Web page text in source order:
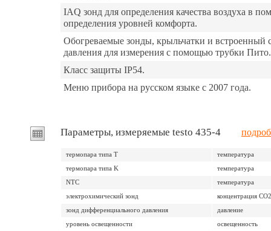
IAQ зонд для определения качества воздуха в
определения уровней комфорта.
Обогреваемые зонды, крыльчатки и встроенный
давления для измерения с помощью трубки Пито.
Класс защиты IP54.
Меню прибора на русском языке с 2007 года.
Параметры, измеряемые testo 435-4
термопара типа T
температура
термопара типа K
температура
NTC
температура
электрохимический зонд
концентрация CO2
зонд дифференциального давления
давление
уровень освещенности
освещенность